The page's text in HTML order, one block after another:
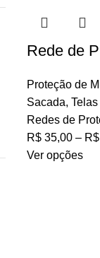
Rede de
Proteção de
Sacada,
Redes de
R$35,00– R$
Ver opções